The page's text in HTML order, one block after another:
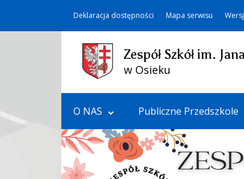
Deklaracja dostępności Mapa serwisu
Zespół Szkół im.
w Osieku
O NAS Publiczne Przedszkole